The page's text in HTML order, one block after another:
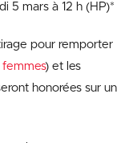
5 mars à 12 h (HP)*
pour remporter
femmes) et les
honorées sur un